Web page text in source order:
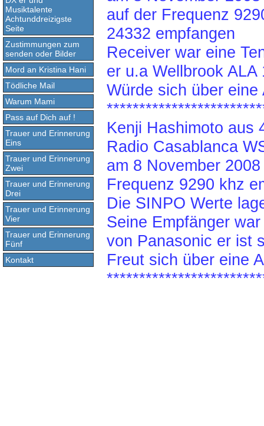
Musiktalente
Achtunddreizigste
Seite
Zustimmungen zum
senden oder Bilder
Mord an Kristina Hani
Tödliche Mail
Warum Mami
Pass auf Dich auf !
Trauer und Erinnerung
Eins
Trauer und Erinnerung
Zwei
Trauer und Erinnerung
Drei
Trauer und Erinnerung
Vier
Trauer und Erinnerung
Fünf
Kontakt
auf der Frequenz
24332 empfangen
Receiver war eine
er u.a Wellbrook
Würde sich über
Kenji Hashimoto aus
Radio Casablanca
am 8 November
Frequenz 9290 khz
Die SINPO Werte
Seine Empfänger
von Panasonic er ist
Freut sich über eine